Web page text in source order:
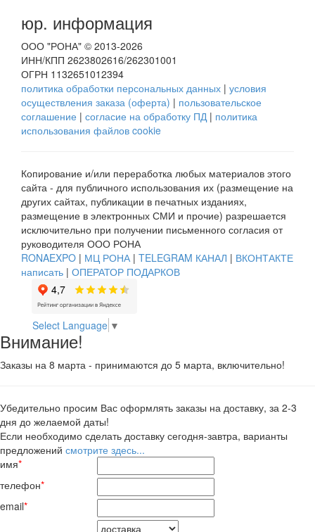
юр. информация
ООО "РОНА" © 2013-2026
ИНН/КПП 2623802616/262301001
ОГРН 1132651012394
политика обработки персональных данных | условия
осуществления заказа (оферта) | пользовательское
соглашение | согласие на обработку ПД | политика
использования файлов cookie
Копирование и/или переработка любых материалов этого
сайта - для публичного использования их (размещение на
других сайтах, публикации в печатных изданиях,
размещение в электронных СМИ и прочие) разрешается
исключительно при получении письменного согласия от
руководителя ООО РОНА
RONAEXPO | МЦ РОНА | TELEGRAM КАНАЛ | ВКОНТАКТЕ
написать | ОПЕРАТОР ПОДАРКОВ
Select Language ▼
Внимание!
Заказы на 8 марта - принимаются до 5 марта, включительно!
Убедительно просим Вас оформлять заказы на доставку, за 2-3
дня до желаемой даты!
Если необходимо сделать доставку сегодня-завтра, варианты
предложений смотрите здесь...
имя*
телефон*
email*